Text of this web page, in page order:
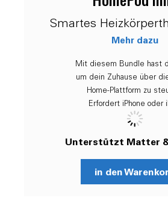
Smartes
Mehr dazu
Mit diesem Bundle hast
um dein Zuhause über
Home-Plattform zu
Erfordert iPhone oder
Unterstützt Matter
in den